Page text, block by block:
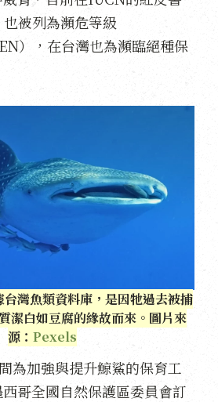
被列為瀕危等級
），在台灣也為瀕臨絕種保
灣魚類資料庫，是因牠過去被捕
潔白如豆腐的緣故而來。圖片來
源： Pexels
為加強與提升鯨鯊的保育工
哥全國自然保護區委員會訂